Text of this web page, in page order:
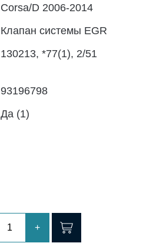
Corsa/D 2006-2014
Клапан системы EGR
130213, *77(1), 2/51
93196798
Да (1)
+